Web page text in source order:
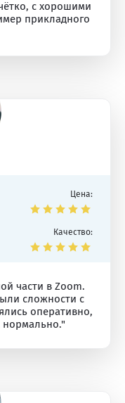
с хорошими
прикладного
Цена:
Качество:
части в Zoom.
сложности с
оперативно,
нормально."